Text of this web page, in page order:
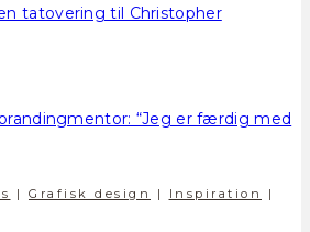
tatovering til Christopher
| Grafisk design | Inspiration
|